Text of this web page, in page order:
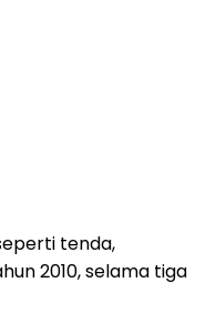
tenda,
2010, selama tiga